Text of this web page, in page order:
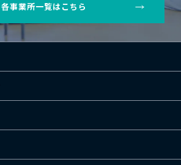
各事業所一覧はこちら